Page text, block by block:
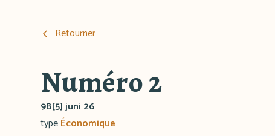
Retourner
Numéro 2
98[5] juni 26
typeÉconomique